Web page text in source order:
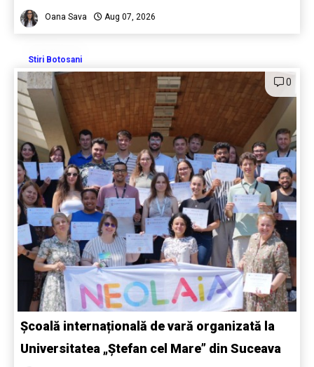
Oana Sava Aug 07, 2026
Stiri Botosani
0
Școală internațională de vară organizată la
Universitatea „Ștefan cel Mare” din Suceava